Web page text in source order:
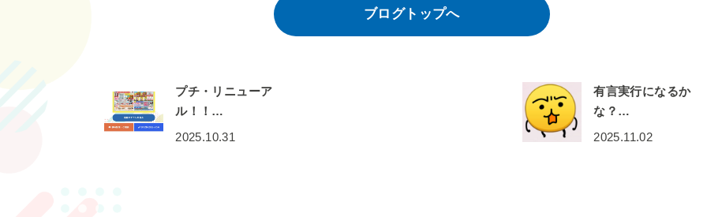
ブログトップへ
プチ・リニューア
ル！！…
2025.10.31
有言実行になるか
な？…
2025.11.02